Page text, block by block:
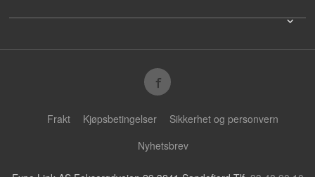
Frakt Kjøpsbetingelser
Sikkerhet og personvern
Nyhetsbrev